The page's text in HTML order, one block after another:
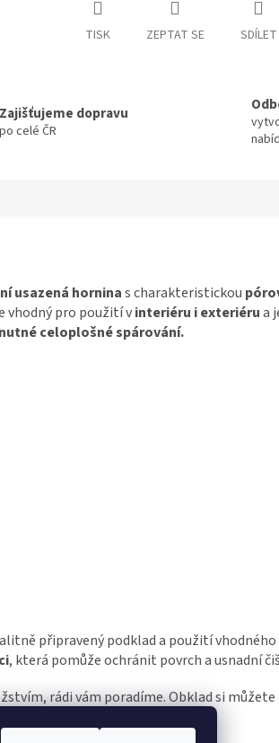
TISK ZEPTAT SE SDÍLET
Zajišťujeme dopravu
po celé ČR
usazená horninas charakteristickou
vhodný pro použití vinteriéru i exteriérua
celoplošné spárování.
připravený podklad a použití
, která pomůže ochránit povrch a usnadní
rádi vám poradíme. Obklad si